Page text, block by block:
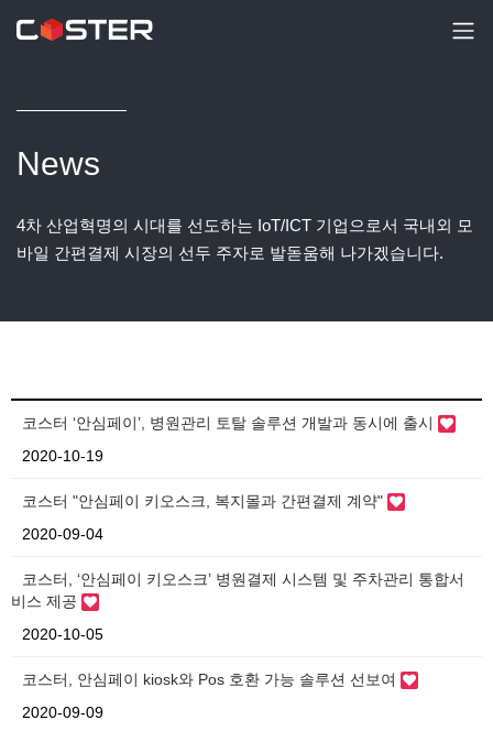
News
4차 산업혁명의 시대를 선도하는 IoT/ICT 기업으로서 국내외 모
바일 간편결제 시장의 선두 주자로 발돋움해 나가겠습니다.
코스터 ‘안심페이’, 병원관리 토탈 솔루션 개발과 동시에 출시
2020-10-19
코스터 "안심페이 키오스크, 복지몰과 간편결제 계약"
2020-09-04
코스터, ‘안심페이 키오스크’ 병원결제 시스템 및 주차관리 통합서
비스 제공
2020-10-05
코스터, 안심페이 kiosk와 Pos 호환 가능 솔루션 선보여
2020-09-09